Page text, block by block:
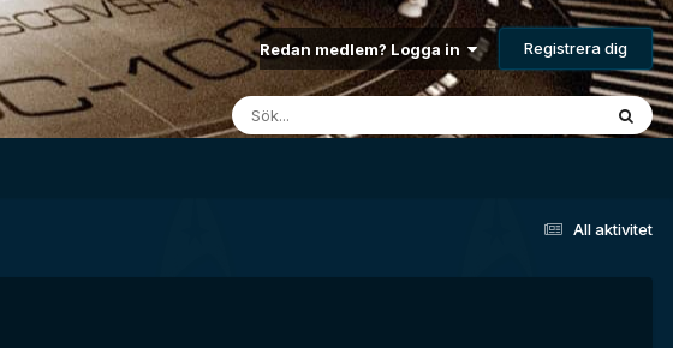
Redan medlem? Logga in Registrera dig
All aktivitet